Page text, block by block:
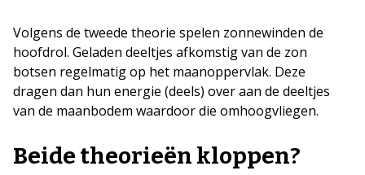
Volgens de tweede theorie spelen zonnewinden de
hoofdrol. Geladen deeltjes afkomstig van de zon
botsen regelmatig op het maanoppervlak. Deze
dragen dan hun energie (deels) over aan de deeltjes
van de maanbodem waardoor die omhoogvliegen.
Beide theorieën kloppen?